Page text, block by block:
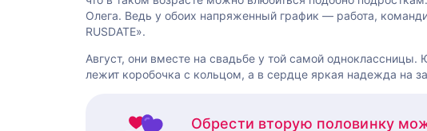
Олега. Ведь у обоих напряженный график — работа,
RUSDATE».
Август, они вместе на свадьбе у той самой
лежит коробочка с кольцом, а в сердце яркая надежда на
Обрести вторую половинку